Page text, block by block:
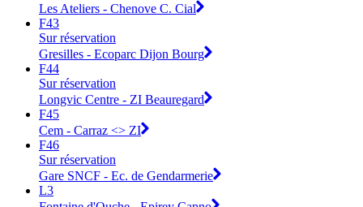
Les Ateliers - Chenove C. Cial
F43
Sur réservation
Gresilles - Ecoparc Dijon Bourg
F44
Sur réservation
Longvic Centre - ZI Beauregard
F45
Cem - Carraz <> ZI
F46
Sur réservation
Gare SNCF - Ec. de Gendarmerie
L3